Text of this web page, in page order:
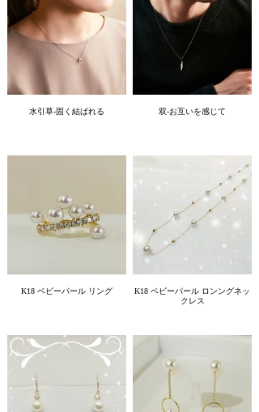
水引草-固く結ばれる 双-お互いを感じて
K18 ベビーパール リング
K18 ベビーパール ロンングネッ
クレス